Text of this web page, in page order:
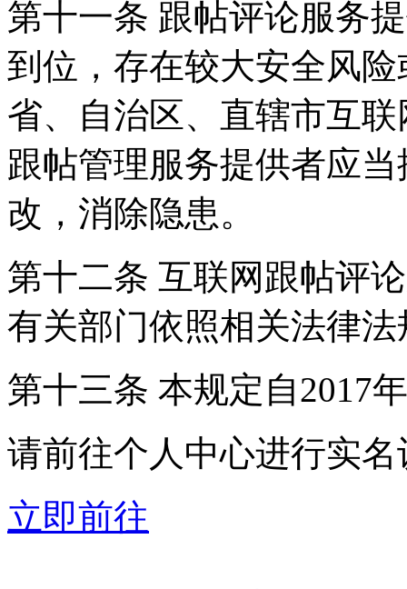
第十一条 跟帖评论服务
到位，存在较大安全风
省、自治区、直辖市互
跟帖管理服务提供者应
改，消除隐患。
第十二条 互联网跟帖评
有关部门依照相关法律
第十三条 本规定自2017
请前往个人中心进行实名
立即前往